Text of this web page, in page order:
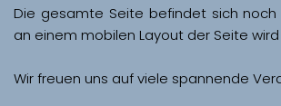
Die gesamte Seite befindet sich noch
Wir freuen uns auf viele spannende